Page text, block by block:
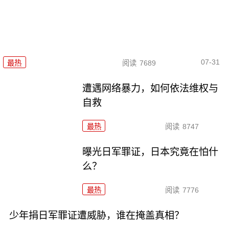
最热 阅读 7689 07-31
遭遇网络暴力，如何依法维权与
自救
最热 阅读 8747
曝光日军罪证，日本究竟在怕什
么？
最热 阅读 7776
少年捐日军罪证遭威胁，谁在掩盖真相？